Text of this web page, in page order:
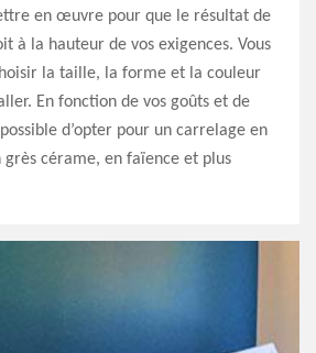
en œuvre pour que le résultat de
à la hauteur de vos exigences. Vous
la taille, la forme et la couleur
En fonction de vos goûts et de
d’opter pour un carrelage en
cérame, en faïence et plus